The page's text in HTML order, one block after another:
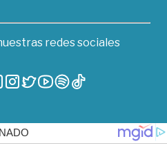
redes sociales